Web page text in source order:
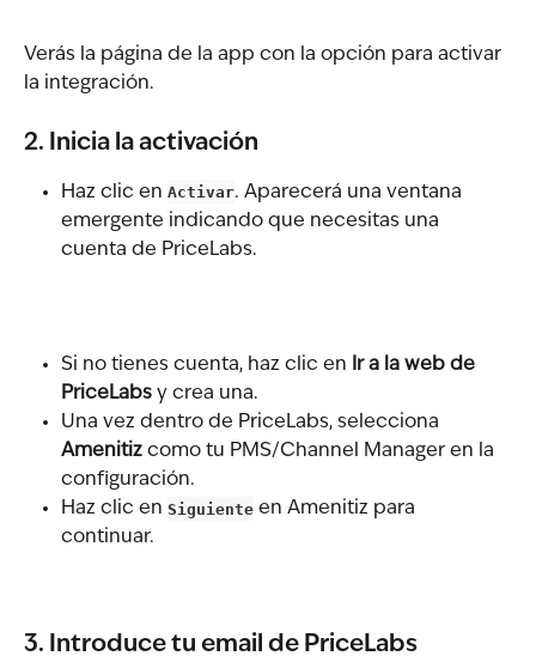
Verás la página de la app con la opción para activar
la integración.
2. Inicia la activación
Haz clic en Activar. Aparecerá una ventana
emergente indicando que necesitas una
cuenta de PriceLabs.
Si no tienes cuenta, haz clic en Ir a la web de
PriceLabs y crea una.
Una vez dentro de PriceLabs, selecciona
Amenitiz como tu PMS/Channel Manager en la
configuración.
Haz clic en Siguiente en Amenitiz para
continuar.
3. Introduce tu email de PriceLabs